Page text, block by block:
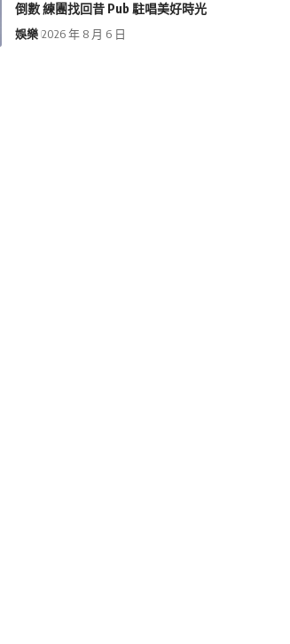
倒數 練團找回昔 Pub 駐唱美好時光
娛樂 2026 年 8 月 6 日